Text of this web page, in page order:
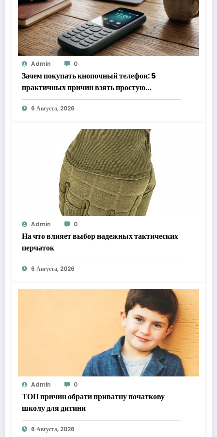
Admin 0
Зачем покупать кнопочный телефон: 5
практичных причин взять простую
«звонилку»
6 Августа, 2026
Admin 0
На что влияет выбор надежных тактических
перчаток
6 Августа, 2026
Admin 0
ТОП причин обрати приватну початкову
школу для дитини
6 Августа, 2026